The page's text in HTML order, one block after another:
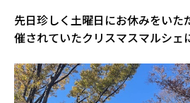
先日珍しく土曜日にお休みをいた
催されていたクリスマスマルシェ